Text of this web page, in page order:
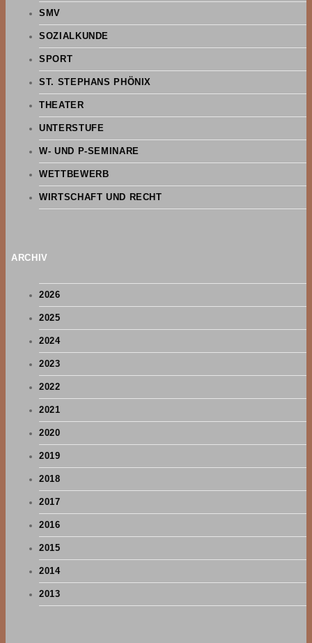
SMV
SOZIALKUNDE
SPORT
ST. STEPHANS PHÖNIX
THEATER
UNTERSTUFE
W- UND P-SEMINARE
WETTBEWERB
WIRTSCHAFT UND RECHT
ARCHIV
2026
2025
2024
2023
2022
2021
2020
2019
2018
2017
2016
2015
2014
2013